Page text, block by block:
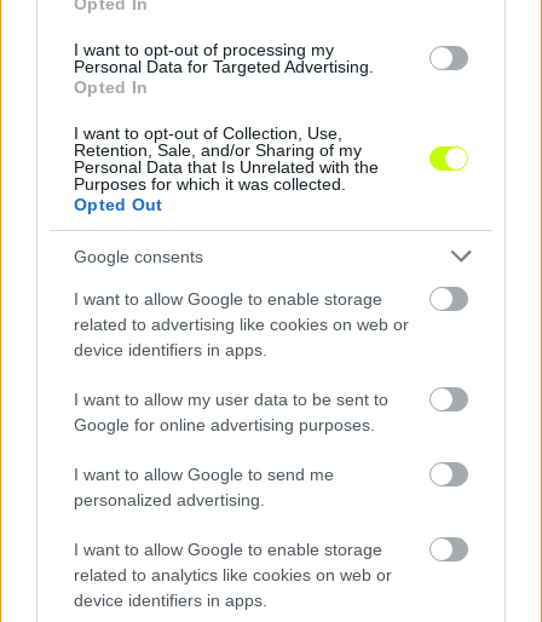
I want to opt-out of processing my
Personal Data for Targeted Advertising.
Opted In
I want to opt-out of Collection, Use,
Retention, Sale, and/or Sharing of my
Personal Data that Is Unrelated with the
Purposes for which it was collected.
Opted Out
Google consents
I want to allow Google to enable storage
related to advertising like cookies on web or
device identifiers in apps.
I want to allow my user data to be sent to
Google for online advertising purposes.
I want to allow Google to send me
personalized advertising.
I want to allow Google to enable storage
related to analytics like cookies on web or
device identifiers in apps.
KAPCSOLÓDÓ HÍREK
több poszton erősítene
Nem mindennapi név került képbe Győrben: a Real Madrid
folytathatja pályafutását.